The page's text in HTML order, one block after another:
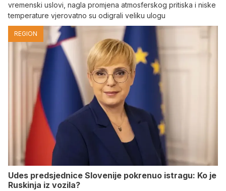
vremenski uslovi, nagla promjena atmosferskog pritiska i niske
temperature vjerovatno su odigrali veliku ulogu
REGION
Udes predsjednice Slovenije pokrenuo istragu: Ko je
Ruskinja iz vozila?